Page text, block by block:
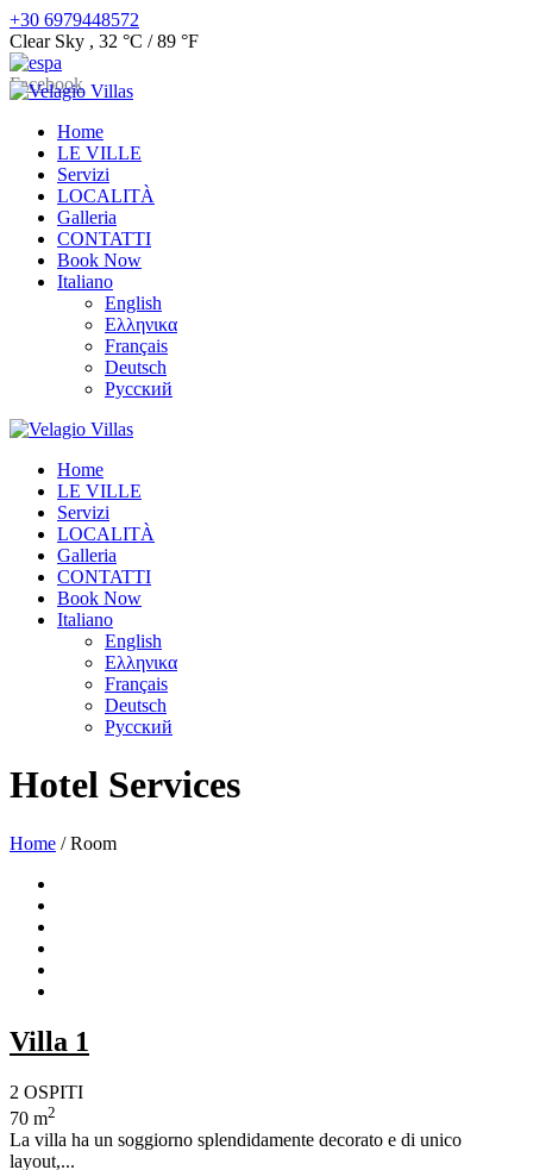
+30 6979448572
Clear Sky , 32 °C / 89 °F
Facebook
Home
LE VILLE
Servizi
LOCALITÀ
Galleria
CONTATTI
Book Now
Italiano
English
Ελληνικα
Français
Deutsch
Русский
Home
LE VILLE
Servizi
LOCALITÀ
Galleria
CONTATTI
Book Now
Italiano
English
Ελληνικα
Français
Deutsch
Русский
Hotel Services
Home /Room
Villa 1
2 OSPITI
70 m2
La villa ha un soggiorno splendidamente decorato e di unico
layout,...